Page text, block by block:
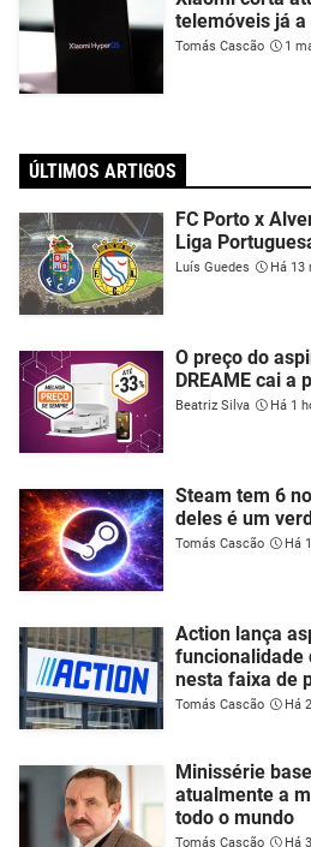
telemóveis já
Tomás Cascão 1
ÚLTIMOS ARTIGOS
FC Porto x
Liga
Luís Guedes Há 13
O preço do
DREAME cai a
Beatriz Silva Há 1
Steam tem 6
deles é um
Tomás Cascão Há
Action lança
funcionalidade
nesta faixa de
Tomás Cascão Há
Minissérie
atualmente a
todo o mundo
Tomás Cascão Há